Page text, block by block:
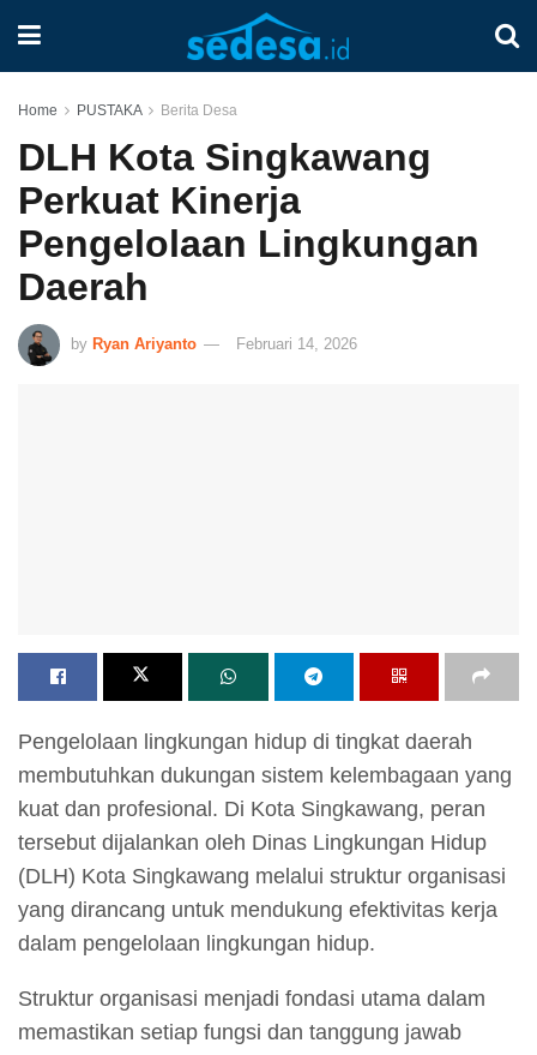
Home PUSTAKA Berita Desa
DLH Kota Singkawang
Perkuat Kinerja
Pengelolaan Lingkungan
Daerah
by Ryan Ariyanto Februari 14, 2026
Pengelolaan lingkungan hidup di tingkat daerah
membutuhkan dukungan sistem kelembagaan yang
kuat dan profesional. Di Kota Singkawang, peran
tersebut dijalankan oleh Dinas Lingkungan Hidup
(DLH) Kota Singkawang melalui struktur organisasi
yang dirancang untuk mendukung efektivitas kerja
dalam pengelolaan lingkungan hidup.
Struktur organisasi menjadi fondasi utama dalam
memastikan setiap fungsi dan tanggung jawab